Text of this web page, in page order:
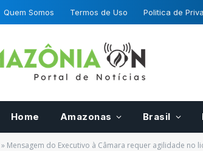
Quem Somos Termos de Uso Politica de
Home Amazonas Brasil
» Mensagem do Executivo à Câmara requer agilidade no